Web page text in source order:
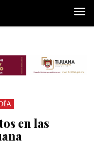
en las